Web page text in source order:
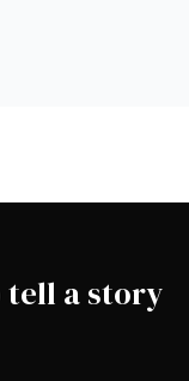
tell a story